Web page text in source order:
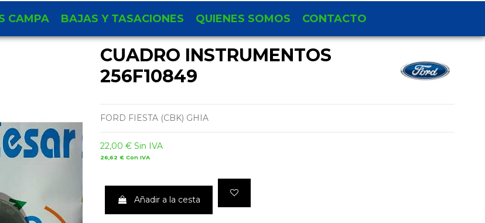
CAMPA BAJAS Y TASACIONES QUIENES SOMOS CONTACTO
CUADRO INSTRUMENTOS
256F10849
FORD FIESTA (CBK) GHIA
22,00 € Sin IVA
26,62 € Con IVA
Añadir a la cesta